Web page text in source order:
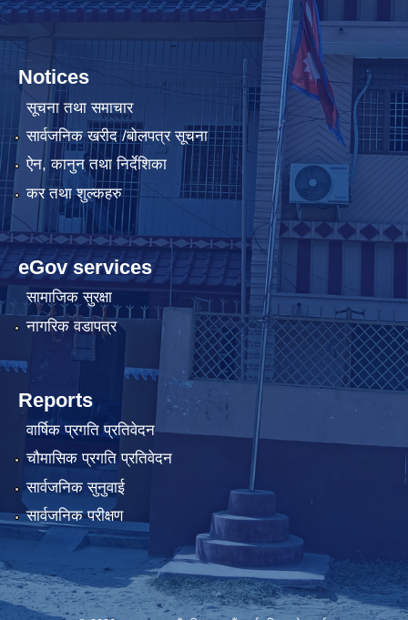
Notices
सूचना तथा समाचार
सार्वजनिक खरीद /बोलपत्र सूचना
ऐन, कानुन तथा निर्देशिका
कर तथा शुल्कहरु
eGov services
सामाजिक सुरक्षा
नागरिक वडापत्र
Reports
वार्षिक प्रगति प्रतिवेदन
चौमासिक प्रगति प्रतिवेदन
सार्वजनिक सुनुवाई
सार्वजनिक परीक्षण